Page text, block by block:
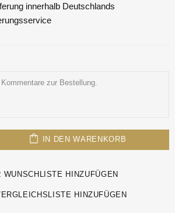
innerhalb Deutschlands
IN DEN WARENKORB
WUNSCHLISTE HINZUFÜGEN
HINZUFÜGEN